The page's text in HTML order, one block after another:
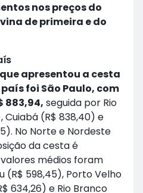
nos preços do
de primeira e do
apresentou a cesta
foi São Paulo, com
883,94, seguida por Rio
Cuiabá (R$ 838,40) e
No Norte e Nordeste
da cesta é
médios foram
(R$ 598,45), Porto Velho
634,26) e Rio Branco